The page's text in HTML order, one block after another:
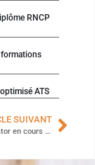
RNCP
formations
ATS
SUIVANT
­Apprendre Illustrator en cours particulier à distance